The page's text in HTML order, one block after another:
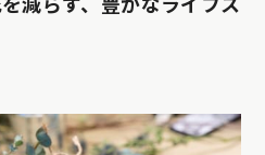
減らす、豊かなライフス